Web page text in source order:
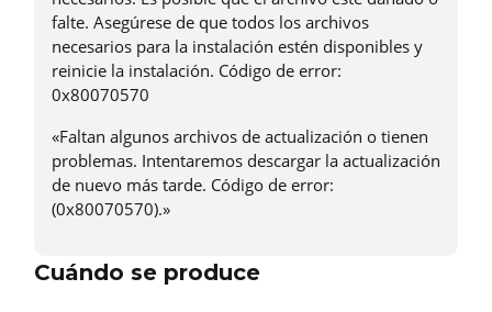
falte. Asegúrese de que todos los archivos
necesarios para la instalación estén disponibles y
reinicie la instalación. Código de error:
0x80070570
«Faltan algunos archivos de actualización o tienen
problemas. Intentaremos descargar la actualización
de nuevo más tarde. Código de error:
(0x80070570).»
Cuándo se produce